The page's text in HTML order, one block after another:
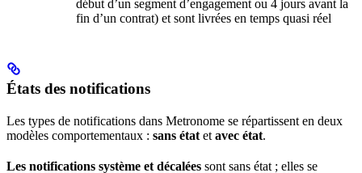
début d’un segment d’engagement ou 4 jours avant la
fin d’un contrat) et sont livrées en temps quasi réel
États des notifications
Les types de notifications dans Metronome se répartissent en deux
modèles comportementaux : sans état et avec état.
Les notifications système et décalées sont sans état ; elles se